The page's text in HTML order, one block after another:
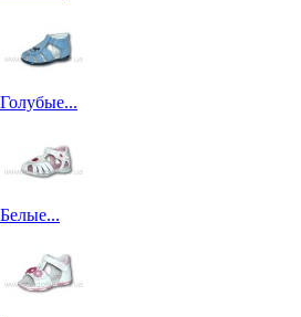
Голубые...
Белые...